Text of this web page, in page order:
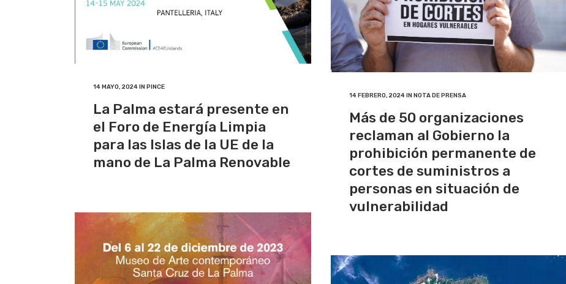
14 MAYO, 2024 IN PINCE
La Palma estará presente en
el Foro de Energía Limpia
para las Islas de la UE de la
mano de La Palma Renovable
14 FEBRERO, 2024IN NOTA DE PRENSA
Más de 50 organizaciones
reclaman al Gobierno la
prohibición permanente de
cortes de suministros a
personas en situación de
vulnerabilidad